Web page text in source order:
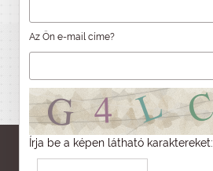
Az Ön e-mail címe?
Írja be a képen látható karaktereket: